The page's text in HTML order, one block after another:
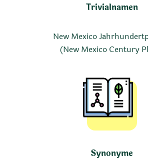
Trivialnamen
New Mexico
(New Mexico Century
Synonyme